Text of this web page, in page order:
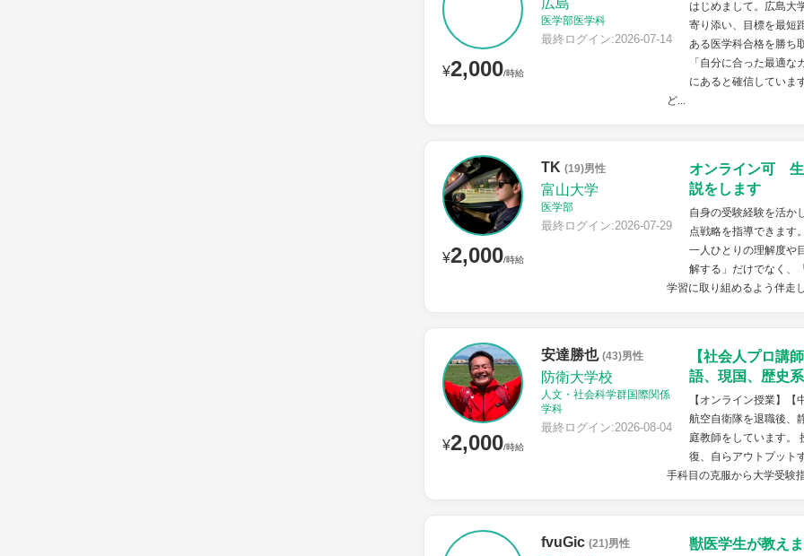
¥2,000/時給
広島
医学部医学科
最終ログイン:2026-07-14
はじめまして。広島大
寄り添い、目標を最短
ある医学科合格を勝ち
「自分に合った最適
にあると確信していま
ど...
¥2,000/時給
TK (19)男性
富山大学
医学部
最終ログイン:2026-07-29
オンライン可 生
説をします
自身の受験経験を活か
点戦略を指導できます
一人ひとりの理解度や
解する」だけでなく、
学習に取り組めるよう伴走
¥2,000/時給
安達勝也 (43)男性
防衛大学校
人文・社会科学群国際関係
学科
最終ログイン:2026-08-04
【社会人プロ講
語、現国、歴史
【オンライン授業】
航空自衛隊を退職後、
庭教師をしています。
復、自らアウトプット
手科目の克服から大学受験
fvuGic (21)男性 獣医学生が教え